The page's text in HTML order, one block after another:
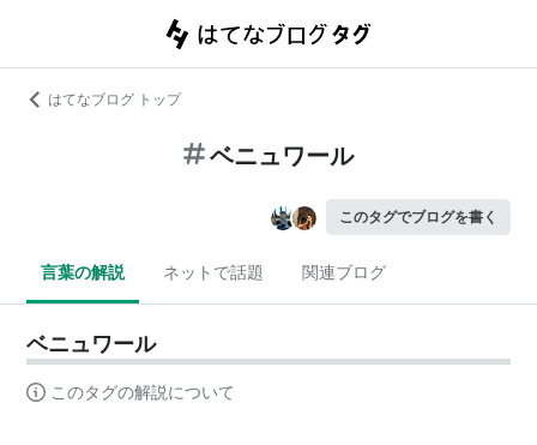
はてなブログ トップ
ベニュワール
このタグでブログを書く
言葉の解説 ネットで話題 関連ブログ
ベニュワール
このタグの解説について